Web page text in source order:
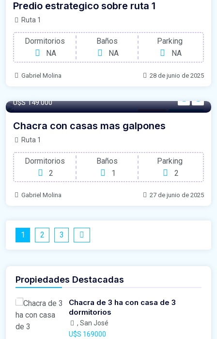
Predio estrategico sobre ruta 1
Ruta 1
Dormitorios
NA
Baños
NA
Parking
NA
Gabriel Molina 28 de junio de 2025
Chacras Para Venta
U$S 149.000
Chacra con casas mas galpones
Ruta 1
Dormitorios
2
Baños
1
Parking
2
Gabriel Molina 27 de junio de 2025
1 2 3
Propiedades Destacadas
Chacra de 3 ha con casa de 3
dormitorios
, San José
U$S 169000